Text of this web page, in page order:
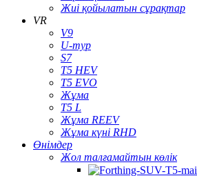
Жиі қойылатын сұрақтар
VR
V9
U-тур
S7
T5 HEV
T5 EVO
Жұма
T5 L
Жұма REEV
Жұма күні RHD
Өнімдер
Жол талғамайтын көлік